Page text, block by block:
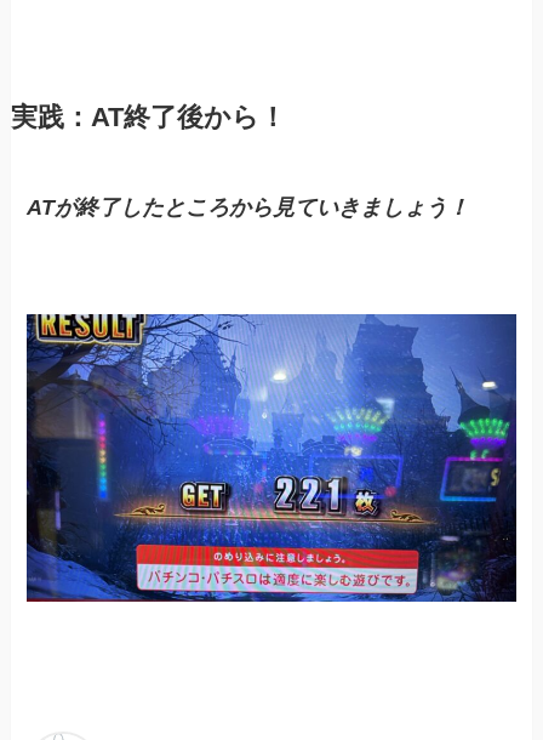
実践：AT終了後から！
ATが終了したところから見ていきましょう！